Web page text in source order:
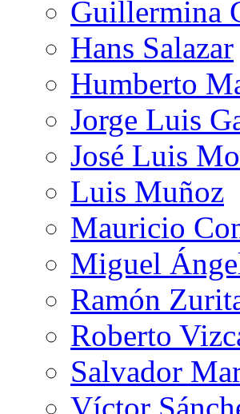
Guillermina
Hans Salazar
Humberto
Jorge Luis
José Luis
Luis Muñoz
Mauricio
Miguel
Ramón
Roberto
Salvador
Víctor